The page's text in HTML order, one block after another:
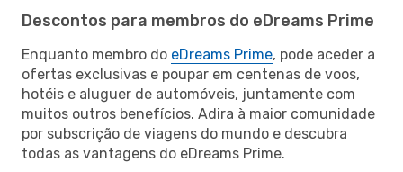
Descontos para membros do eDreams Prime
Enquanto membro do eDreams Prime, pode aceder a
ofertas exclusivas e poupar em centenas de voos,
hotéis e aluguer de automóveis, juntamente com
muitos outros benefícios. Adira à maior comunidade
por subscrição de viagens do mundo e descubra
todas as vantagens do eDreams Prime.